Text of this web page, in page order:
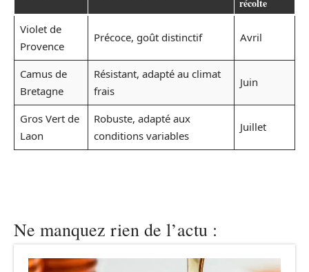
récolte
Violet de
Provence
Précoce, goût distinctif Avril
Camus de
Bretagne
Résistant, adapté au climat
frais
Juin
Gros Vert de
Laon
Robuste, adapté aux
conditions variables
Juillet
Ne manquez rien de l’actu :